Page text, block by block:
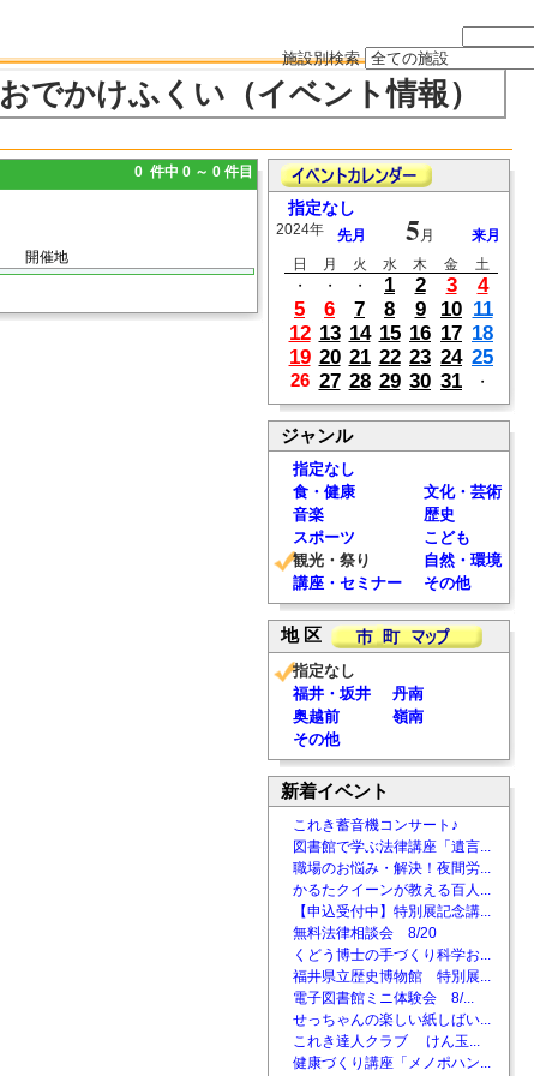
施設別検索
おでかけふくい（イベント情報）
0 件中 0 ～ 0 件目
開催地
指定なし
2024年 先月 5 月
来月
日
月 火 水 木 金
土
・
・ ・ 1 2 3
4
5
6 7 8 9 10 11
12 13 14 15 16 17 18
19 20 21 22 23 24 25
26 27 28 29 30 31 ・
ジャンル
指定なし
食・健康
文化・芸術
音楽
歴史
スポーツ
こども
観光・祭り
自然・環境
講座・セミナー
その他
地 区
指定なし
福井・坂井
丹南
奥越前
嶺南
その他
新着イベント
これき蓄音機コンサート♪
図書館で学ぶ法律講座「遺言...
職場のお悩み・解決！夜間労...
かるたクイーンが教える百人...
【申込受付中】特別展記念講...
無料法律相談会 8/20
くどう博士の手づくり科学お...
福井県立歴史博物館 特別展...
電子図書館ミニ体験会 8/...
せっちゃんの楽しい紙しばい...
これき達人クラブ けん玉...
健康づくり講座「メノポハン...